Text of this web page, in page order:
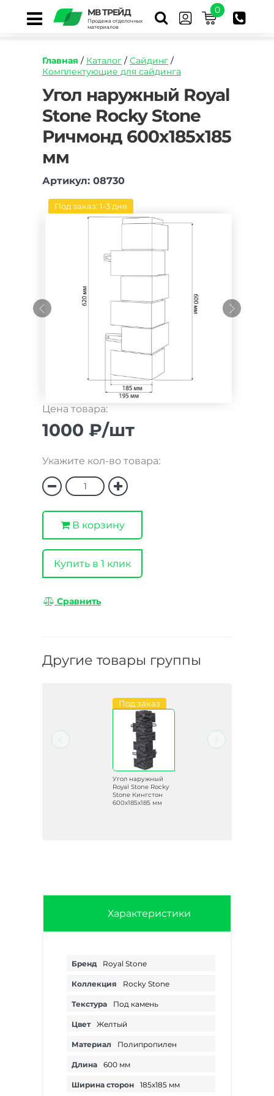
МВ ТРЕЙД
Продажа отделочных
материалов
0
Главная / Каталог / Сайдинг /
Комплектующие для сайдинга
https://mvtrade.ru/images/id/normal/ugol-
naruzhnyy-
royal-
stone-
skalistyy-
richmond.jpg
Угол наружный Royal
Stone Rocky Stone
Ричмонд 600х185х185
мм
Артикул: 08730
Под заказ: 1-3 дня
Цена товара:
1000 ₽/шт
Укажите кол-во товара:
В корзину
Купить в 1 клик
Сравнить
Другие товары группы
Под заказ
Угол наружный
Royal Stone Rocky
Stone Кингстон
600х185х185 мм
Характеристики
Бренд Royal Stone
Коллекция Rocky Stone
Текстура Под камень
Цвет Желтый
Материал Полипропилен
Длина 600 мм
Ширина сторон 185х185 мм